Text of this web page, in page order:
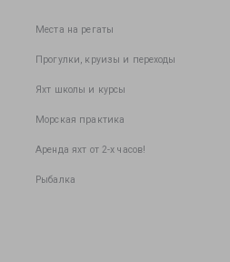
Места на регаты
Прогулки, круизы и переходы
Яхт школы и курсы
Морская практика
Аренда яхт от 2-х часов!
Рыбалка